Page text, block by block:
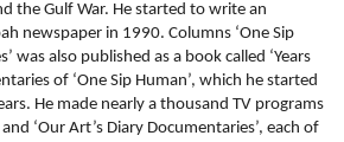
the Gulf War. He started to write an
newspaper in 1990. Columns ‘One Sip
was also published as a book called ‘Years
of ‘One Sip Human’, which he started
He made nearly a thousand TV programs
and ‘Our Art’s Diary Documentaries’, each of